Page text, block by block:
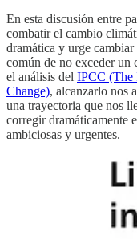
En esta discusión entre
combatir el cambio
dramática y urge
común de no exceder un
el análisis del IPCC (The
Change), alcanzarlo nos
una trayectoria que nos
corregir dramáticamente
ambiciosas y urgentes.